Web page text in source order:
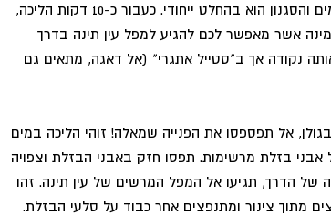
ההליכה היא נגד זרימתם של המים והסגנון הוא בהחלט ייחודי. כעבור כ-10 דקות הליכה,
אשר מאפשר לכם להגיע למפל עין תינה בדרך
נקודה אך ב"סטייל אתגרי" (אל דאגה, מתאים גם
אל תפספסו את הפנייה שמאלה! זוהי הליכה במים
בזלת מרשימות. תפסו חזק באבני הבזלת וצפויה
של הדרך, תגיעו אל המפל המרשים של עין תינה. זהו
מתוך צינור ומתנפצים אחר כבוד על סלעי הבזלת.